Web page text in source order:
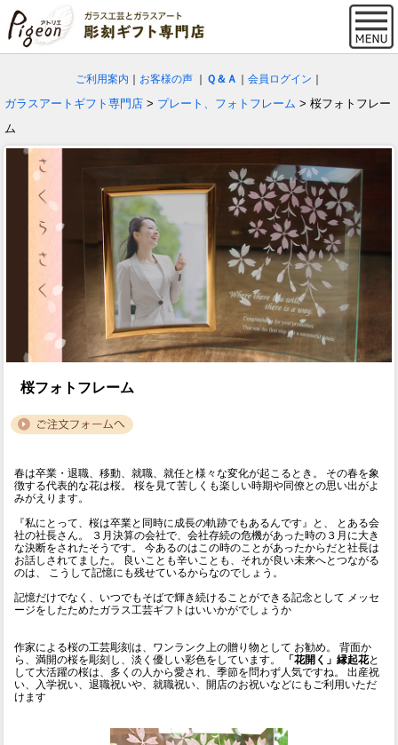
ご利用案内 お客様の声 Ｑ＆Ａ 会員ログイン
ガラスアートギフト専門店 > プレート、フォトフレーム > 桜フォトフレー
ム
桜フォトフレーム
春は卒業・退職、移動、就職、就任と様々な変化が起こるとき。 その春を象
徴する代表的な花は桜。 桜を見て苦しくも楽しい時期や同僚との思い出がよ
みがえります。
『私にとって、桜は卒業と同時に成長の軌跡でもあるんです』と、 とある会
社の社長さん。 ３月決算の会社で、会社存続の危機があった時の３月に大き
な決断をされたそうです。 今あるのはこの時のことがあったからだと社長は
お話しされてました。 良いことも辛いことも、それが良い未来へとつながる
のは、 こうして記憶にも残せているからなのでしょう。
記憶だけでなく、いつでもそばで輝き続けることができる記念として メッセ
ージをしたためたガラス工芸ギフトはいいかがでしょうか
作家による桜の工芸彫刻は、ワンランク上の贈り物として お勧め。 背面か
ら、満開の桜を彫刻し、淡く優しい彩色をしています。
「花開く」縁起花と
して大活躍の桜は、多くの人から愛され、季節を問わず人気ですね。 出産祝
い、入学祝い、退職祝いや、就職祝い、開店のお祝いなどにもご利用いただ
けます